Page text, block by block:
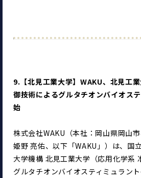
9.【北見工業大学】WAKU、北見工
御技術によるグルタチオンバイオス
始
株式会社WAKU（本社：岡山県岡山市
姫野 亮佑、以下「WAKU」）は、国
大学機構 北見工業大学（応用化学系
グルタチオンバイオスティミュラン